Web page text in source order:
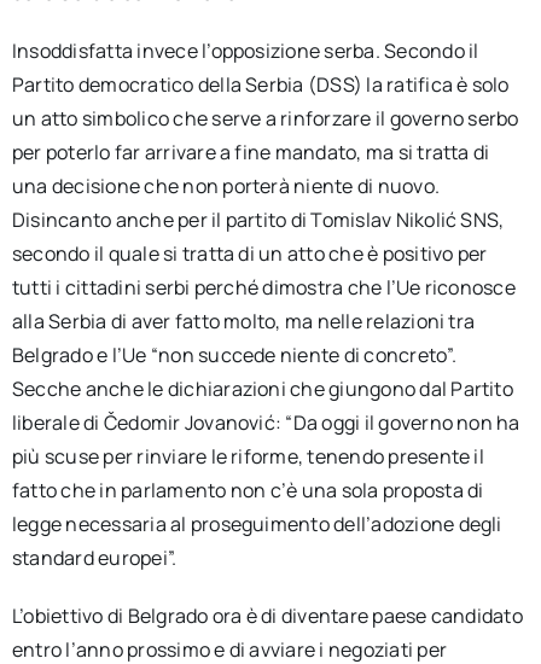
Insoddisfatta invece l’opposizione serba. Secondo il
Partito democratico della Serbia (DSS) la ratifica è solo
un atto simbolico che serve a rinforzare il governo serbo
per poterlo far arrivare a fine mandato, ma si tratta di
una decisione che non porterà niente di nuovo.
Disincanto anche per il partito di Tomislav Nikolić SNS,
secondo il quale si tratta di un atto che è positivo per
tutti i cittadini serbi perché dimostra che l’Ue riconosce
alla Serbia di aver fatto molto, ma nelle relazioni tra
Belgrado e l’Ue “non succede niente di concreto”.
Secche anche le dichiarazioni che giungono dal Partito
liberale di Čedomir Jovanović: “Da oggi il governo non ha
più scuse per rinviare le riforme, tenendo presente il
fatto che in parlamento non c’è una sola proposta di
legge necessaria al proseguimento dell’adozione degli
standard europei”.
L’obiettivo di Belgrado ora è di diventare paese candidato
entro l’anno prossimo e di avviare i negoziati per